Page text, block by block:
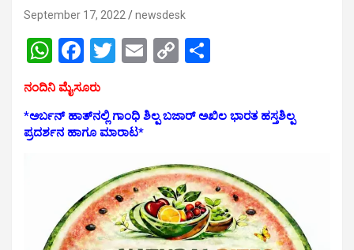
September 17, 2022 newsdesk
W
h
at
s
F
a
ce
b
k
T
er
E
C
Li
k
e
ನಂದಿನಿ ಮೈಸೂರು
*ಅರ್ಬನ್‌ ಹಾತ್‌ನಲ್ಲಿ ಗಾಂಧಿ ಶಿಲ್ಪ ಬಜಾರ್ ಅಖಿಲ ಭಾರತ ಹಸ್ತಶಿಲ್ಪ
ಪ್ರದರ್ಶನ ಹಾಗೂ ಮಾರಾಟ*